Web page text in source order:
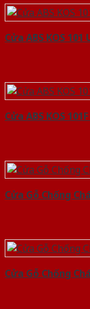
Cửa ABS KOS 101
Cửa ABS KOS
Cửa Gỗ Chống
Cửa Gỗ Chống